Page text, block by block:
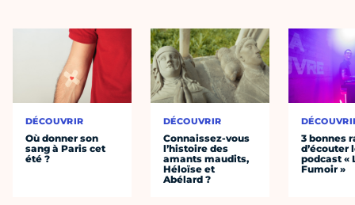
DÉCOUVRIR
Où donner son
sang à Paris cet
été ?
DÉCOUVRIR
Connaissez-vous
l’histoire des
amants maudits,
Héloïse et
Abélard ?
3 bonnes
d’écouter
podcast «
Fumoir »